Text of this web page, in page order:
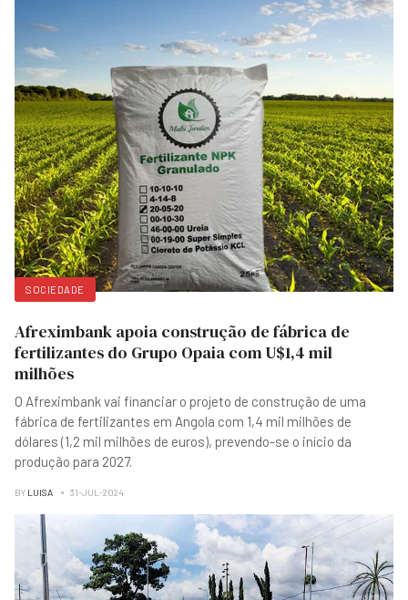
SOCIEDADE
Afreximbank apoia construção de fábrica de
fertilizantes do Grupo Opaia com U$1,4 mil
milhões
O Afreximbank vai financiar o projeto de construção de uma
fábrica de fertilizantes em Angola com 1,4 mil milhões de
dólares (1,2 mil milhões de euros), prevendo-se o início da
produção para 2027.
BY LUISA 31-JUL-2024